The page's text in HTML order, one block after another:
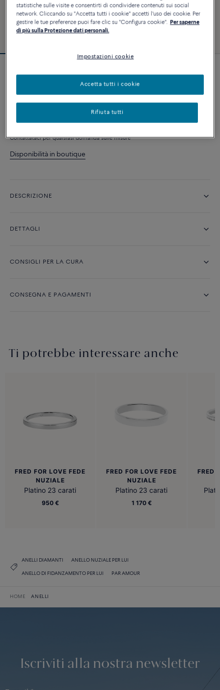
Fred For Love fede nuziale
Contattataci per qualsiasi domanda sulle misure
Disponibilità in boutique
DESCRIZIONE
DETTAGLI
CONSIGLI PER LA CURA
CONSEGNA E PAGAMENTI
Ti potrebbe interessare anche
FRED FOR LOVE FEDE
NUZIALE
Platino 23 carati
950 €
FRED FOR LOVE FEDE
NUZIALE
Platino 23 carati
1 170 €
FRED
ANELLI DIAMANTI ANELLO NUZIALE PER LUI
ANELLO DI FIDANZAMENTO PER LUI PAR AMOUR
HOME ANELLI
Iscriviti alla nostra newsletter
statistiche sulle visite e consentirti di condividere contenuti sui social
network. Cliccando su "Accetta tutti i cookie" accetti l'uso dei cookie. Per
gestire le tue preferenze puoi fare clic su "Configura cookie". Per saperne
di più sulla Protezione dati personali.
Impostazioni cookie
Rifiuta tutti
Accetta tutti i cookie